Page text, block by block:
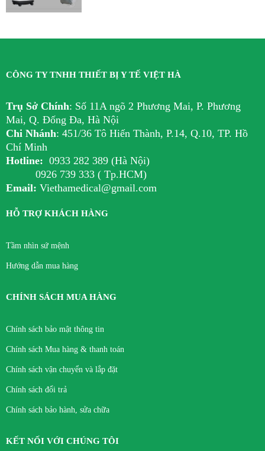
CÔNG TY TNHH THIẾT BỊ Y TẾ VIỆT HÀ
Trụ Sở Chính: Số 11A ngõ 2 Phương Mai, P. Phương
Mai, Q. Đống Đa, Hà Nội
Chi Nhánh: 451/36 Tô Hiến Thành, P.14, Q.10, TP. Hồ
Chí Minh
Hotline: 0933 282 389 (Hà Nội)
0926 739 333 ( Tp.HCM)
Email: Viethamedical@gmail.com
HỖ TRỢ KHÁCH HÀNG
Tầm nhìn sứ mệnh
Hướng dẫn mua hàng
CHÍNH SÁCH MUA HÀNG
Chính sách bảo mật thông tin
Chính sách Mua hàng & thanh toán
Chính sách vận chuyển và lắp đặt
Chính sách đổi trả
Chính sách bảo hành, sửa chữa
KẾT NỐI VỚI CHÚNG TÔI